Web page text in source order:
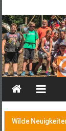
Wilde